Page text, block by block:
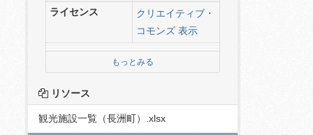
ライセンス
クリエイティブ・
コモンズ 表示
もっとみる
リソース
観光施設一覧（長洲町）.xlsx